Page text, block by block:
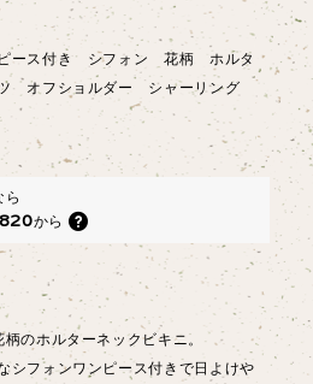
ース付き シフォン 花柄 ホルタ
オフショルダー シャーリング
ら
から
のホルターネックビキニ。
シフォンワンピース付きで日よけや